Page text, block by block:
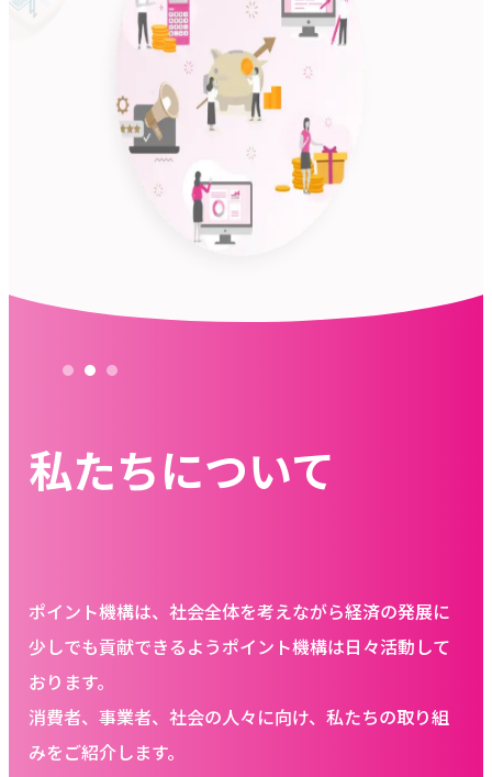
私たちについて
ポイント機構は、社会全体を考えながら経済の発展に
少しでも貢献できるようポイント機構は日々活動して
おります。
消費者、事業者、社会の人々に向け、私たちの取り組
みをご紹介します。